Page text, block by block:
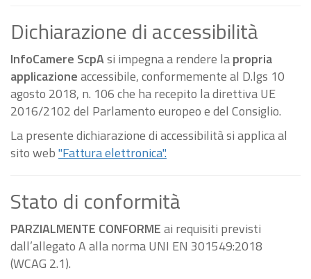
Dichiarazione di accessibilità
InfoCamere ScpAsi impegna a rendere lapropria
applicazioneaccessibile, conformemente al D.lgs 10
agosto 2018, n. 106 che ha recepito la direttiva UE
2016/2102 del Parlamento europeo e del Consiglio.
La presente dichiarazione di accessibilità si applica al
sito web"Fattura elettronica".
Stato di conformità
PARZIALMENTE CONFORMEai requisiti previsti
dall’allegato A alla norma UNI EN 301549:2018
(WCAG 2.1).